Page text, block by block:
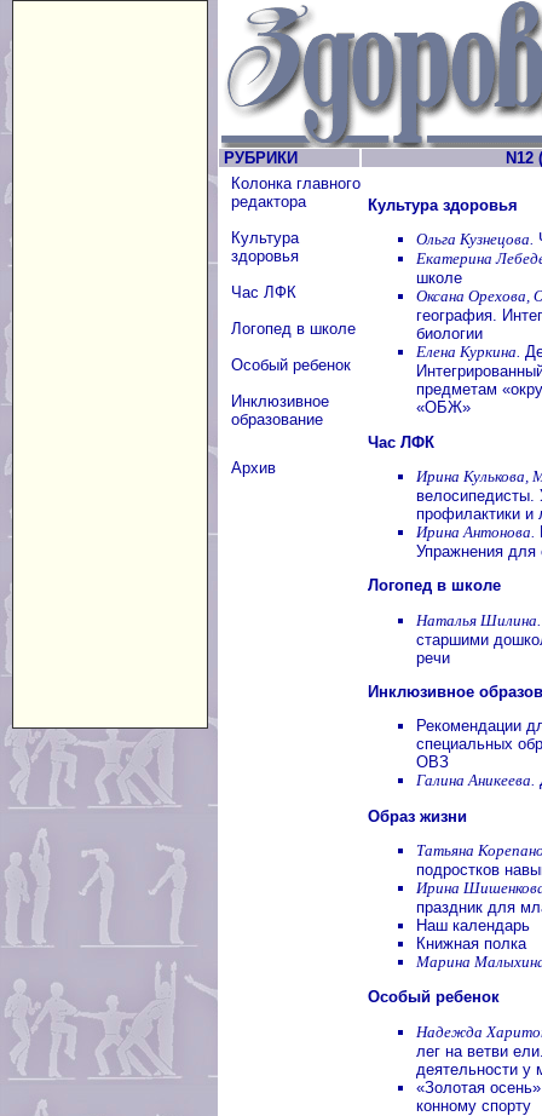
РУБРИКИ
N12
Колонка главного
редактора
Культура
здоровья
Час ЛФК
Логопед в школе
Особый ребенок
Инклюзивное
образование
Архив
Культура здоровья
Ольга Кузнецова.
Екатерина
школе
Оксана Орехова,
география.
биологии
Елена Куркина.
предметам
«ОБЖ»
Час ЛФК
Ирина Кулькова,
велосипедисты.
профилактики и
Ирина Антонова.
Упражнения для
Логопед в школе
Наталья Шилина.
старшими
речи
Инклюзивное
Рекомендации
специальных
ОВЗ
Галина Аникеева.
Образ жизни
Татьяна
подростков
Ирина
праздник для
Наш календарь
Книжная полка
Марина
Особый ребенок
Надежда
лег на ветви
деятельности
«Золотая
конному спорту